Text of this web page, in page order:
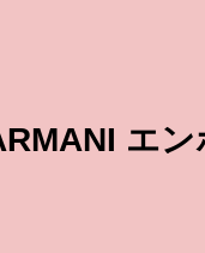
エ